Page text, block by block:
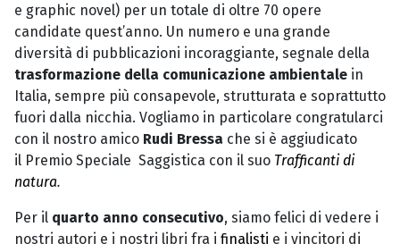
e graphic novel) per un totale di oltre 70 opere
candidate quest’anno. Un numero e una grande
diversità di pubblicazioni incoraggiante, segnale della
trasformazione della comunicazione ambientale in
Italia, sempre più consapevole, strutturata e soprattutto
fuori dalla nicchia. Vogliamo in particolare congratularci
con il nostro amico Rudi Bressa che si è aggiudicato
il Premio Speciale Saggistica con il suo Trafficanti di
natura.
Per il quarto anno consecutivo, siamo felici di vedere i
nostri autori e i nostri libri fra i finalisti e i vincitori di